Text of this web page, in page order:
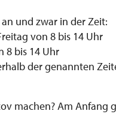
und zwar in der Zeit:
von 8 bis 14 Uhr
8 bis 14 Uhr
der genannten
machen? Am Anfang